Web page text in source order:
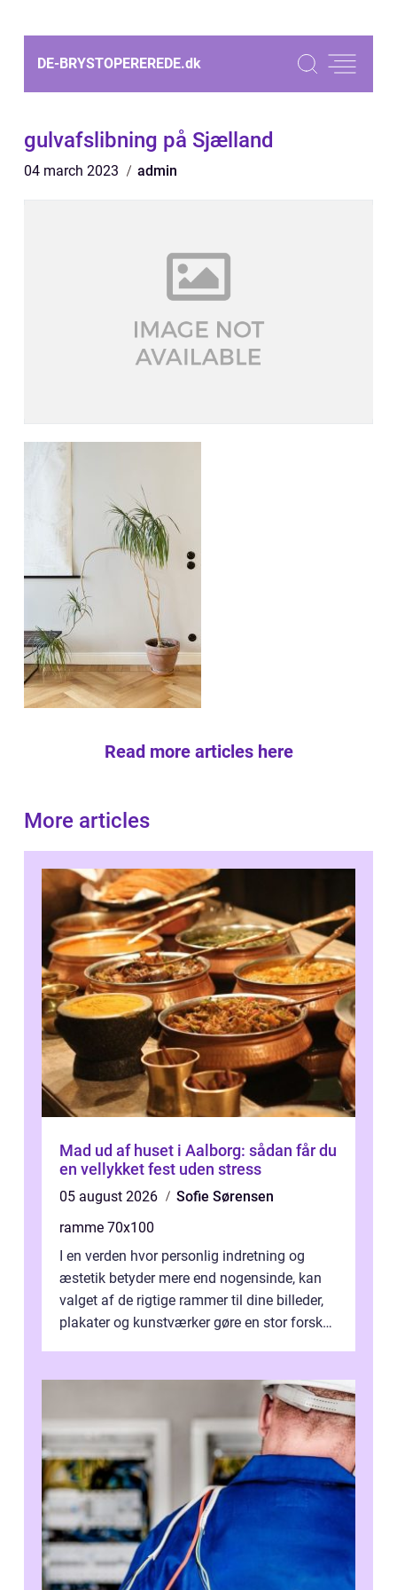
DE-BRYSTOPEREREDE.dk
gulvafslibning på Sjælland
04 march 2023 admin
Read more articles here
More articles
Mad ud af huset i Aalborg: sådan får du
en vellykket fest uden stress
05 august 2026
Sofie Sørensen
ramme 70x100
I en verden hvor personlig indretning og
æstetik betyder mere end nogensinde, kan
valget af de rigtige rammer til dine billeder,
plakater og kunstværker gøre en stor forskel.